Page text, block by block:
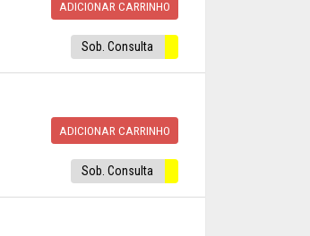
ADICIONAR CARRINHO
Sob. Consulta
ADICIONAR CARRINHO
Sob. Consulta